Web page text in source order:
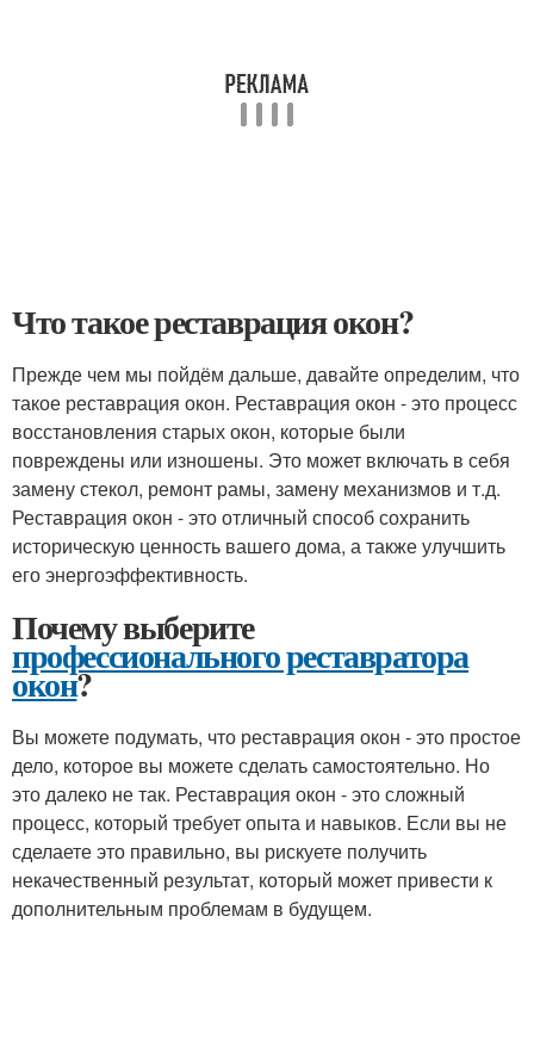
Что такое реставрация окон?
Прежде чем мы пойдём дальше, давайте определим, что
такое реставрация окон. Реставрация окон - это процесс
восстановления старых окон, которые были
повреждены или изношены. Это может включать в себя
замену стекол, ремонт рамы, замену механизмов и т.д.
Реставрация окон - это отличный способ сохранить
историческую ценность вашего дома, а также улучшить
его энергоэффективность.
Почему выберите
профессионального реставратора
окон?
Вы можете подумать, что реставрация окон - это простое
дело, которое вы можете сделать самостоятельно. Но
это далеко не так. Реставрация окон - это сложный
процесс, который требует опыта и навыков. Если вы не
сделаете это правильно, вы рискуете получить
некачественный результат, который может привести к
дополнительным проблемам в будущем.